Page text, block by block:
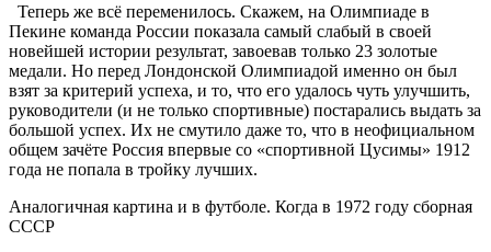
Теперь же всё переменилось. Скажем, на Олимпиаде в
Пекине команда России показала самый слабый в своей
новейшей истории результат, завоевав только 23 золотые
медали. Но перед Лондонской Олимпиадой именно он был
взят за критерий успеха, и то, что его удалось чуть улучшить,
руководители (и не только спортивные) постарались выдать за
большой успех. Их не смутило даже то, что в неофициальном
общем зачёте Россия впервые со «спортивной Цусимы» 1912
года не попала в тройку лучших.
Аналогичная картина и в футболе. Когда в 1972 году сборная
СССР